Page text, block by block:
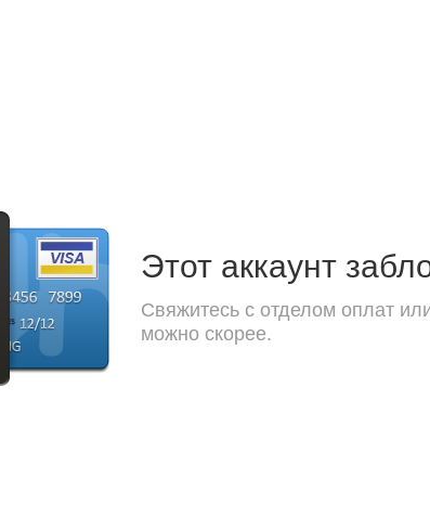
Этот аккаунт
Свяжитесь с отделом оплат
можно скорее.